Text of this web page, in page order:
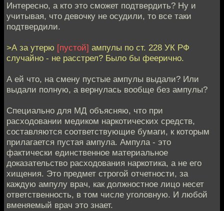
Интересно, а кто это сможет подтвердить? Ну и
учитывая, что девочку не осудили, то все таки
подтвердили.
>А за утерю [пустой] ампулы по ст. 228 УК РФ
случайно - не расстрел? Было бы феерично.
А ей что, на смену пустые ампулы выдали? Или
выдали полную, а вернулась вообще без ампулы?
Специально для МД объясняю, что при
расходовании медиком наркотических средств,
составляются соответствующие бумаги, к которым
прилагается пустая ампула. Ампула - это
фактически единственное материальное
доказательство расходования наркотика, а не его
хищения. Это предмет строгой отчетности, за
каждую ампулу врач, как должностное лицо несет
ответственность, в том числе уголовную. И любой
вменяемый врач это знает.